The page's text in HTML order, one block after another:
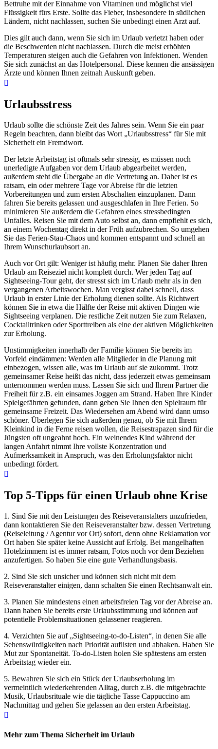
Bettruhe mit der Einnahme von Vitaminen und möglichst viel
Flüssigkeit fürs Erste. Sollte das Fieber, insbesondere in südlichen
Ländern, nicht nachlassen, suchen Sie unbedingt einen Arzt auf.
Dies gilt auch dann, wenn Sie sich im Urlaub verletzt haben oder
die Beschwerden nicht nachlassen. Durch die meist erhöhten
Temperaturen steigen auch die Gefahren von Infektionen. Wenden
Sie sich zunächst an das Hotelpersonal. Diese kennen die ansässigen
Ärzte und können Ihnen zeitnah Auskunft geben.
Urlaubsstress
Urlaub sollte die schönste Zeit des Jahres sein. Wenn Sie ein paar
Regeln beachten, dann bleibt das Wort „Urlaubsstress“ für Sie mit
Sicherheit ein Fremdwort.
Der letzte Arbeitstag ist oftmals sehr stressig, es müssen noch
unerledigte Aufgaben vor dem Urlaub abgearbeitet werden,
außerdem steht die Übergabe an die Vertretung an. Daher ist es
ratsam, ein oder mehrere Tage vor Abreise für die letzten
Vorbereitungen und zum ersten Abschalten einzuplanen. Dann
fahren Sie bereits gelassen und ausgeschlafen in Ihre Ferien. So
minimieren Sie außerdem die Gefahren eines stressbedingten
Unfalles. Reisen Sie mit dem Auto selbst an, dann empfiehlt es sich,
an einem Wochentag direkt in der Früh aufzubrechen. So umgehen
Sie das Ferien-Stau-Chaos und kommen entspannt und schnell an
Ihrem Wunschurlaubsort an.
Auch vor Ort gilt: Weniger ist häufig mehr. Planen Sie daher Ihren
Urlaub am Reiseziel nicht komplett durch. Wer jeden Tag auf
Sightseeing-Tour geht, der stresst sich im Urlaub mehr als in den
vergangenen Arbeitswochen. Man vergisst dabei schnell, dass
Urlaub in erster Linie der Erholung dienen sollte. Als Richtwert
können Sie in etwa die Hälfte der Reise mit aktiven Dingen wie
Sightseeing verplanen. Die restliche Zeit nutzen Sie zum Relaxen,
Cocktailtrinken oder Sporttreiben als eine der aktiven Möglichkeiten
zur Erholung.
Unstimmigkeiten innerhalb der Familie können Sie bereits im
Vorfeld eindämmen: Werden alle Mitglieder in die Planung mit
einbezogen, wissen alle, was im Urlaub auf sie zukommt. Trotz
gemeinsamer Reise heißt das nicht, dass jederzeit etwas gemeinsam
unternommen werden muss. Lassen Sie sich und Ihrem Partner die
Freiheit für z.B. ein einsames Joggen am Strand. Haben Ihre Kinder
Spielgefährten gefunden, dann geben Sie Ihnen den Spielraum für
gemeinsame Freizeit. Das Wiedersehen am Abend wird dann umso
schöner. Überlegen Sie sich außerdem genau, ob Sie mit Ihrem
Kleinkind in die Ferne reisen wollen, die Reisestrapazen sind für die
Jüngsten oft ungeahnt hoch. Ein weinendes Kind während der
langen Anfahrt nimmt Ihre vollste Konzentration und
Aufmerksamkeit in Anspruch, was den Erholungsfaktor nicht
unbedingt fördert.
Top 5-Tipps für einen Urlaub ohne Krise
1. Sind Sie mit den Leistungen des Reiseveranstalters unzufrieden,
dann kontaktieren Sie den Reiseveranstalter bzw. dessen Vertretung
(Reiseleitung / Agentur vor Ort) sofort, denn ohne Reklamation vor
Ort haben Sie später keine Aussicht auf Erfolg. Bei mangelhaften
Hotelzimmern ist es immer ratsam, Fotos noch vor dem Beziehen
anzufertigen. So haben Sie eine gute Verhandlungsbasis.
2. Sind Sie sich unsicher und können sich nicht mit dem
Reiseveranstalter einigen, dann schalten Sie einen Rechtsanwalt ein.
3. Planen Sie mindestens einen arbeitsfreien Tag vor der Abreise an.
Dann haben Sie bereits erste Urlaubsstimmung und können auf
potentielle Problemsituationen gelassener reagieren.
4. Verzichten Sie auf „Sightseeing-to-do-Listen“, in denen Sie alle
Sehenswürdigkeiten nach Priorität auflisten und abhaken. Haben Sie
Mut zur Spontaneität. To-do-Listen holen Sie spätestens am ersten
Arbeitstag wieder ein.
5. Bewahren Sie sich ein Stück der Urlaubserholung im
vermeintlich wiederkehrenden Alltag, durch z.B. die mitgebrachte
Musik, Urlaubsrituale wie die tägliche Tasse Cappuccino am
Nachmittag und gehen Sie gelassen an den ersten Arbeitstag.
Mehr zum Thema Sicherheit im Urlaub